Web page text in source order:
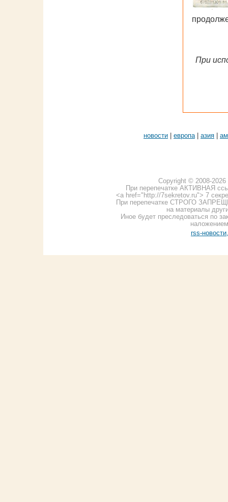
При
новости европа| азия
Copyright © 2008-
При перепечатке АКТИВНАЯ
<a href="http://7sekretov.ru"> 7
При перепечатке СТРОГО
на материалы
Иное будет преследоваться по
rss-